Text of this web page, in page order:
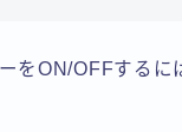
をON/OFFするに